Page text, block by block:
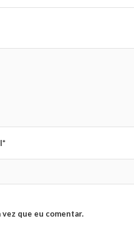
que eu comentar.